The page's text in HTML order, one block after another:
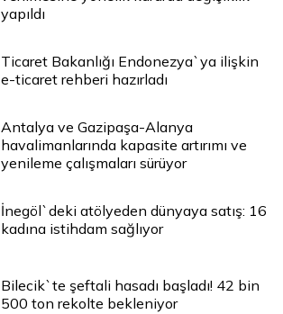
yapıldı
Ticaret Bakanlığı Endonezya`ya ilişkin
e-ticaret rehberi hazırladı
Antalya ve Gazipaşa-Alanya
havalimanlarında kapasite artırımı ve
yenileme çalışmaları sürüyor
İnegöl`deki atölyeden dünyaya satış: 16
kadına istihdam sağlıyor
Bilecik`te şeftali hasadı başladı! 42 bin
500 ton rekolte bekleniyor